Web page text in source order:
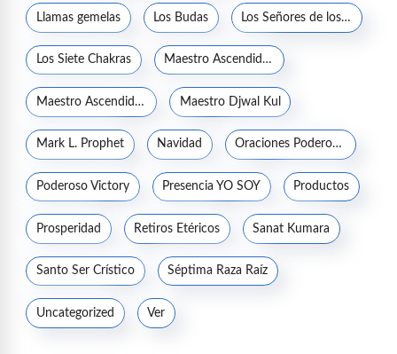
Llamas gemelas Los Budas Los Señores de los Siete Rayos
Los Siete Chakras Maestro Ascendido Jesucristo
Maestro Ascendido Kuthumi Maestro Djwal Kul
Mark L. Prophet Navidad Oraciones Poderosas
Poderoso Victory Presencia YO SOY Productos
Prosperidad Retiros Etéricos Sanat Kumara
Santo Ser Crístico Séptima Raza Raíz
Uncategorized Ver